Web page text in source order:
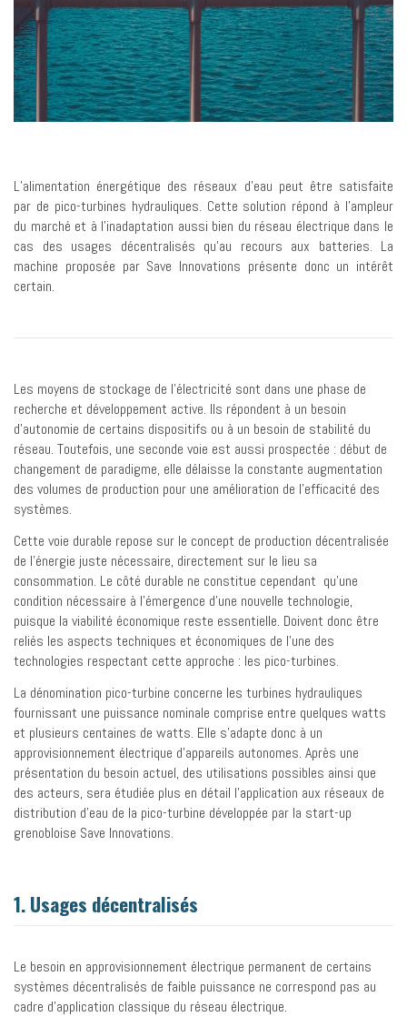
L’alimentation énergétique des réseaux d’eau peut être satisfaite
par de pico-turbines hydrauliques. Cette solution répond à l’ampleur
du marché et à l’inadaptation aussi bien du réseau électrique dans le
cas des usages décentralisés qu’au recours aux batteries. La
machine proposée par Save Innovations présente donc un intérêt
certain.
Les moyens de stockage de l’électricité sont dans une phase de
recherche et développement active. Ils répondent à un besoin
d’autonomie de certains dispositifs ou à un besoin de stabilité du
réseau. Toutefois, une seconde voie est aussi prospectée : début de
changement de paradigme, elle délaisse la constante augmentation
des volumes de production pour une amélioration de l’efficacité des
systèmes.
Cette voie durable repose sur le concept de production décentralisée
de l’énergie juste nécessaire, directement sur le lieu sa
consommation. Le côté durable ne constitue cependant qu’une
condition nécessaire à l’émergence d’une nouvelle technologie,
puisque la viabilité économique reste essentielle. Doivent donc être
reliés les aspects techniques et économiques de l’une des
technologies respectant cette approche : les pico-turbines.
La dénomination pico-turbine concerne les turbines hydrauliques
fournissant une puissance nominale comprise entre quelques watts
et plusieurs centaines de watts. Elle s’adapte donc à un
approvisionnement électrique d’appareils autonomes. Après une
présentation du besoin actuel, des utilisations possibles ainsi que
des acteurs, sera étudiée plus en détail l’application aux réseaux de
distribution d’eau de la pico-turbine développée par la start-up
grenobloise Save Innovations.
1. Usages décentralisés
Le besoin en approvisionnement électrique permanent de certains
systèmes décentralisés de faible puissance ne correspond pas au
cadre d’application classique du réseau électrique.